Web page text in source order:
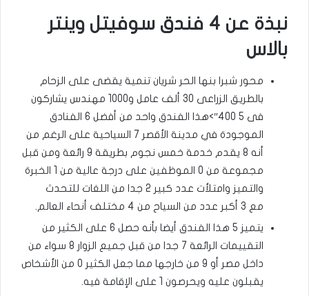
نبذة عن 4 فندق سوفيتل وينتر
بالاس
محور شبرا بنها الحر شريان تنمية يقضى على الزحام
بالطريق الزراعى 30 ألف عامل و1000 مهندس يشاركون
فى 5 400″>هذا الفندق واحد من أفضل 6 الفنادق
الموجودة في مدينة الأقصر 7 السياحية على الرغم من
أنه 8 يقدم خدمة خمس نجوم بطريقة 9 رائعة ومن قبل
مجموعة من 0 الموظفين على درجة عالية من 1 الخبرة
والتميز وامتلأت عدد كبير 2 جدا من اللغات للتحدث
مع 3 أكبر عدد من السياح من 4 مختلف أنحاء العالم.
يتميز 5 هذا الفندق أيضا بأنه حصل 6 على الكثير من
التقييمات الرائعة 7 جدا من قبل جميع الزوار 8 سواء من
داخل مصر أو 9 من خارجها مما جعل الكثير 0 من الأشخاص
يقبلون عليه ويحرصون 1 على الإقامة فيه.